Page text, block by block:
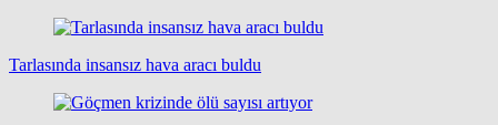
Tarlasında insansız hava aracı buldu